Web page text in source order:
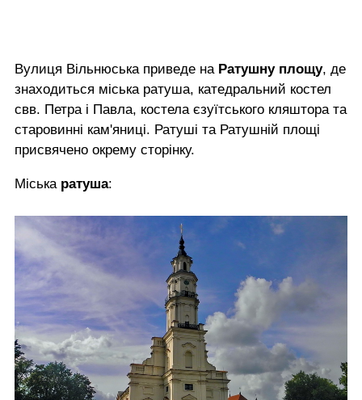
Вулиця Вільнюська приведе на Ратушну площу, де
знаходиться міська ратуша, катедральний костел
свв. Петра і Павла, костела єзуїтського кляштора та
старовинні кам'яниці. Ратуші та Ратушній площі
присвячено окрему сторінку.
Міська ратуша: